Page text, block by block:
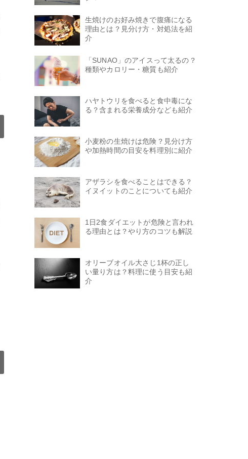
生焼けのお好み焼きで腹痛になる
理由とは？見分け方・対処法を紹
介
「SUNAO」のアイスって太るの？
種類やカロリー・糖質も紹介
ハヤトウリを食べると食中毒にな
る？含まれる栄養成分なども紹介
小麦粉の生焼けは危険？見分け方
や加熱時間の目安を料理別に紹介
アザラシを食べることはできる？
イヌイットのことについても紹介
1日2食ダイエットが危険と言われ
る理由とは？やり方のコツも解説
オリーブオイル大さじ1杯の正し
い量り方は？料理に使う目安も紹
介